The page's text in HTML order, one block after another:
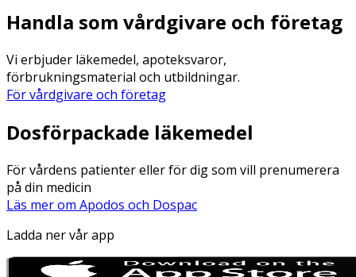
Handla som vårdgivare och företag
Vi erbjuder läkemedel, apoteksvaror,
förbrukningsmaterial och utbildningar.
För vårdgivare och företag
Dosförpackade läkemedel
För vårdens patienter eller för dig som vill prenumerera
på din medicin
Läs mer om Apodos och Dospac
Ladda ner vår app